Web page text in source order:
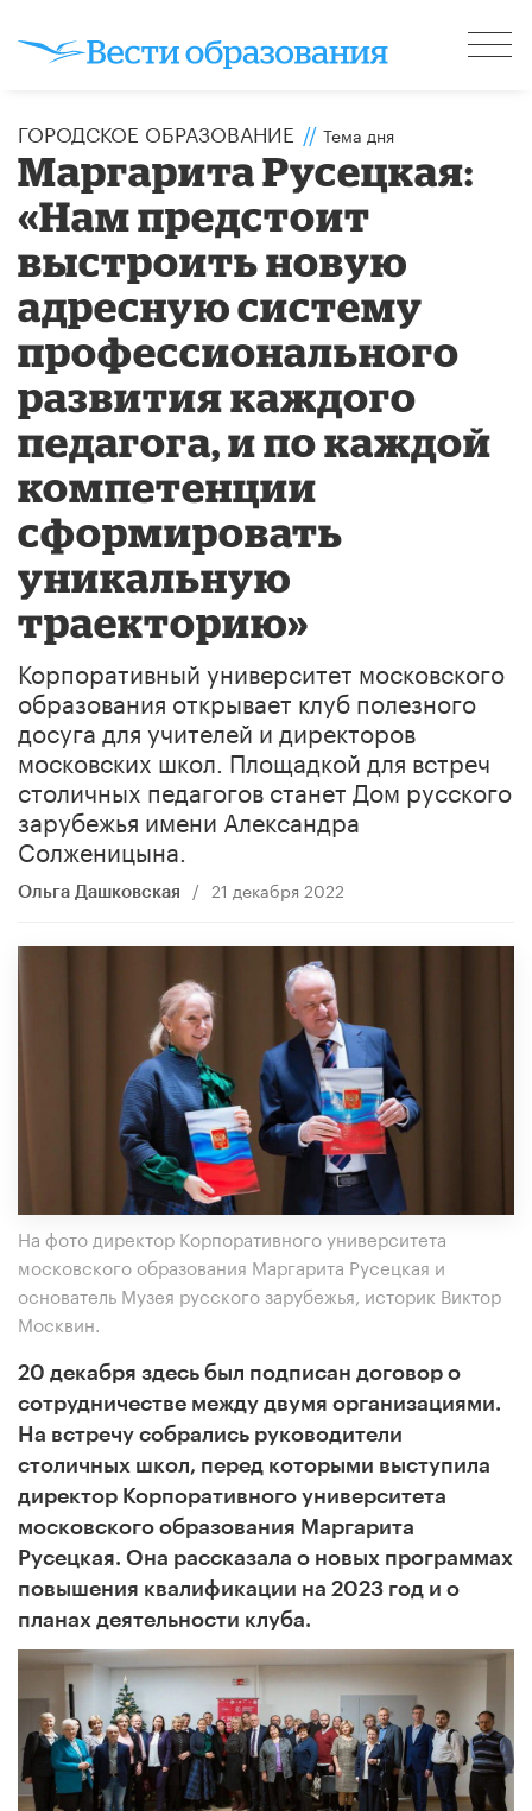
ГОРОДСКОЕ ОБРАЗОВАНИЕ // Тема дня
Маргарита Русецкая:
«Нам предстоит
выстроить новую
адресную систему
профессионального
развития каждого
педагога, и по каждой
компетенции
сформировать
уникальную
траекторию»
Корпоративный университет московского
образования открывает клуб полезного
досуга для учителей и директоров
московских школ. Площадкой для встреч
столичных педагогов станет Дом русского
зарубежья имени Александра
Солженицына.
Ольга Дашковская / 21 декабря 2022
На фото директор Корпоративного университета
московского образования Маргарита Русецкая и
основатель Музея русского зарубежья, историк Виктор
Москвин.
20 декабря здесь был подписан договор о
сотрудничестве между двумя организациями.
На встречу собрались руководители
столичных школ, перед которыми выступила
директор Корпоративного университета
московского образования Маргарита
Русецкая. Она рассказала о новых программах
повышения квалификации на 2023 год и о
планах деятельности клуба.